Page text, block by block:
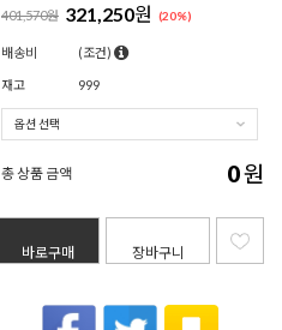
401,570원 321,250원 (20%)
배송비 (조건)
재고 999
총 상품 금액 0원
바로구매 장바구니